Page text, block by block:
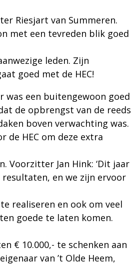
Riesjart van Summeren.
met een tevreden blik goed
leden. Zijn
goed met de HEC!
was een buitengewoon goed
de opbrengst van de reeds
boven verwachting was.
de HEC om deze extra
Voorzitter Jan Hink: ‘Dit jaar
resultaten, en we zijn ervoor
realiseren en ook om veel
goede te laten komen.
€ 10.000,- te schenken aan
van ’t Olde Heem,